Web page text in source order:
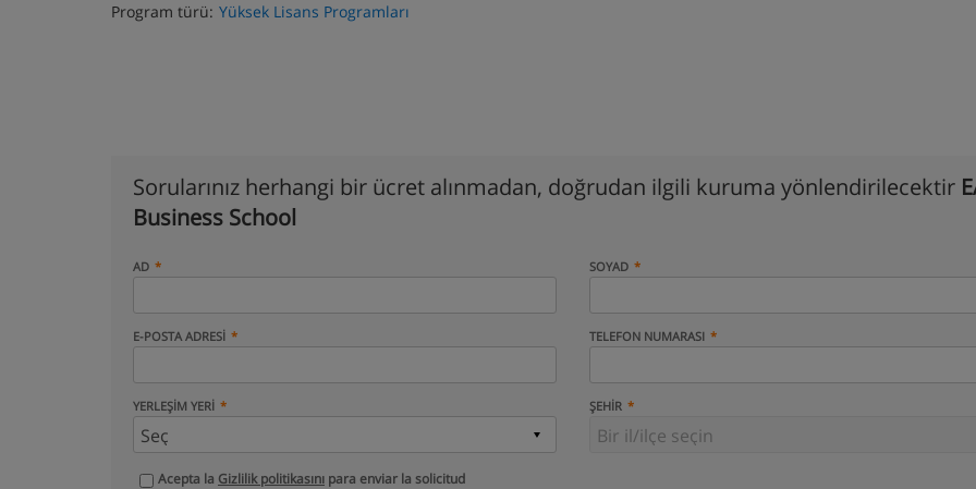
Program türü: Yüksek Lisans Programları
Sorularınız herhangi bir ücret alınmadan, doğrudan ilgili kuruma yönlendirilecektir
Business School
AD SOYAD
E-POSTA ADRESI TELEFON NUMARASI
YERLEŞIM YERI ŞEHIR
Acepta la Gizlilik politikasını para enviar la solicitud